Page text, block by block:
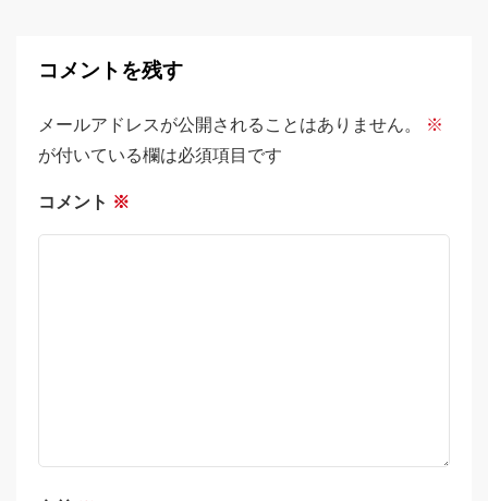
コメントを残す
メールアドレスが公開されることはありません。
※
が付いている欄は必須項目です
コメント ※